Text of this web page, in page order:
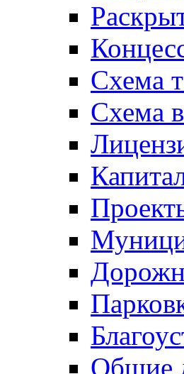
Схема
Схема
Общие